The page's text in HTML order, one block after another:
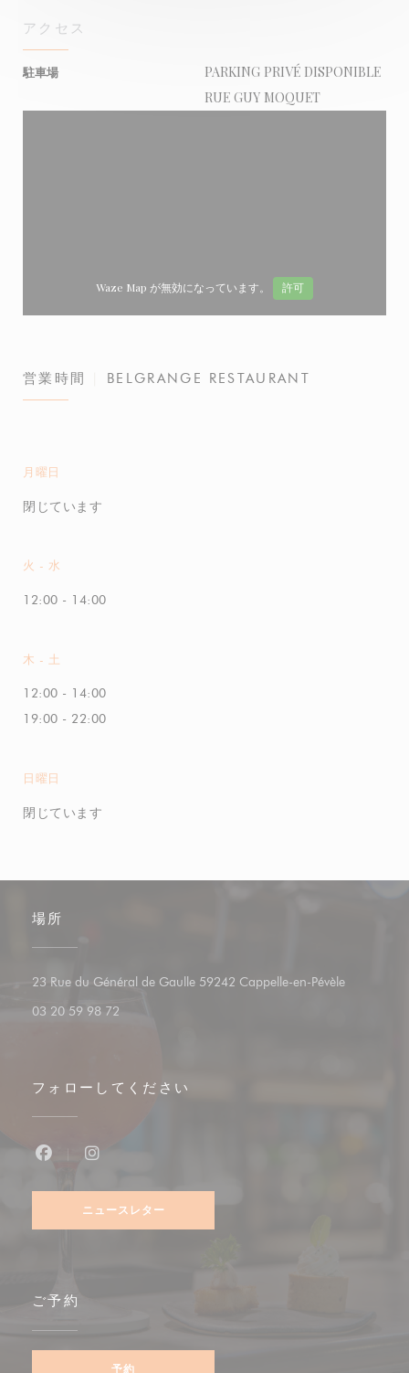
アクセス
駐車場
PARKING PRIVÉ DISPONIBLE
RUE GUY MOQUET
Waze Map が無効になっています。 許可
営業時間 BELGRANGE RESTAURANT
月曜日
閉じています
火 - 水
12:00 - 14:00
木 - 土
12:00 - 14:00
19:00 - 22:00
日曜日
閉じています
場所
23 Rue du Général de Gaulle 59242 Cappelle-en-Pévèle((新しいウ
03 20 59 98 72
フォローしてください
ニュースレター
ご予約
予約